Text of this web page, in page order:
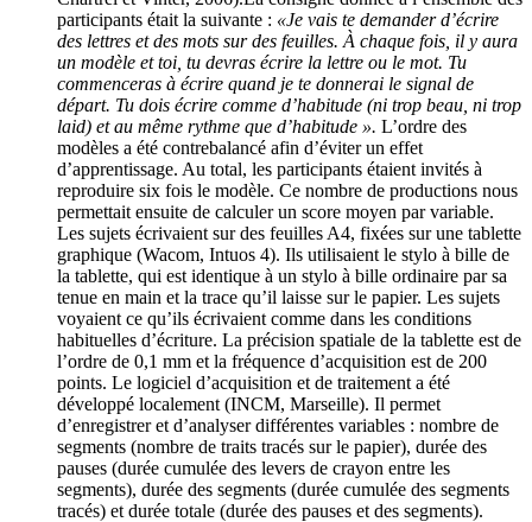
participants était la suivante : «Je vais te demander d’écrire
des lettres et des mots sur des feuilles. À chaque fois, il y aura
un modèle et toi, tu devras écrire la lettre ou le mot. Tu
commenceras à écrire quand je te donnerai le signal de
départ. Tu dois écrire comme d’habitude (ni trop beau, ni trop
laid) et au même rythme que d’habitude ». L’ordre des
modèles a été contrebalancé afin d’éviter un effet
d’apprentissage. Au total, les participants étaient invités à
reproduire six fois le modèle. Ce nombre de productions nous
permettait ensuite de calculer un score moyen par variable.
Les sujets écrivaient sur des feuilles A4, fixées sur une tablette
graphique (Wacom, Intuos 4). Ils utilisaient le stylo à bille de
la tablette, qui est identique à un stylo à bille ordinaire par sa
tenue en main et la trace qu’il laisse sur le papier. Les sujets
voyaient ce qu’ils écrivaient comme dans les conditions
habituelles d’écriture. La précision spatiale de la tablette est de
l’ordre de 0,1 mm et la fréquence d’acquisition est de 200
points. Le logiciel d’acquisition et de traitement a été
développé localement (INCM, Marseille). Il permet
d’enregistrer et d’analyser différentes variables : nombre de
segments (nombre de traits tracés sur le papier), durée des
pauses (durée cumulée des levers de crayon entre les
segments), durée des segments (durée cumulée des segments
tracés) et durée totale (durée des pauses et des segments).